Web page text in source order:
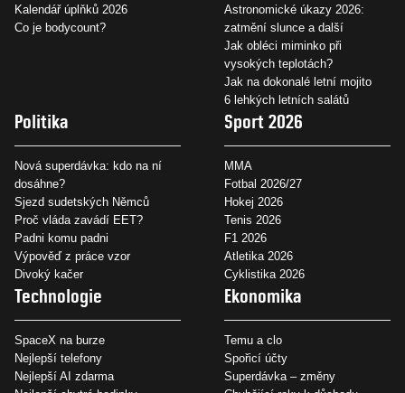
Kalendář úplňků 2026
Co je bodycount?
Astronomické úkazy 2026:
zatmění slunce a další
Jak obléci miminko při
vysokých teplotách?
Jak na dokonalé letní mojito
6 lehkých letních salátů
Politika
Nová superdávka: kdo na ní
dosáhne?
Sjezd sudetských Němců
Proč vláda zavádí EET?
Padni komu padni
Výpověď z práce vzor
Divoký kačer
Sport 2026
MMA
Fotbal 2026/27
Hokej 2026
Tenis 2026
F1 2026
Atletika 2026
Cyklistika 2026
Technologie
SpaceX na burze
Nejlepší telefony
Nejlepší AI zdarma
Ekonomika
Temu a clo
Spořicí účty
Superdávka – změny